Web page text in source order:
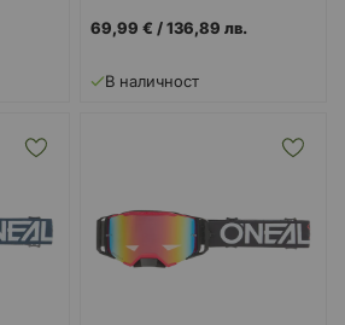
69,99 € /136,89 лв.
В наличност